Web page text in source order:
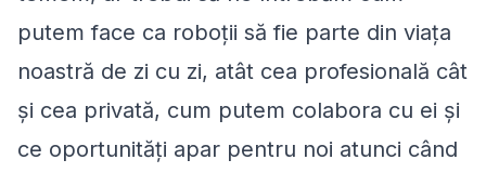
putem face ca roboţii să fie parte din viaţa
noastră de zi cu zi, atât cea profesională cât
și cea privată, cum putem colabora cu ei și
ce oportunități apar pentru noi atunci când